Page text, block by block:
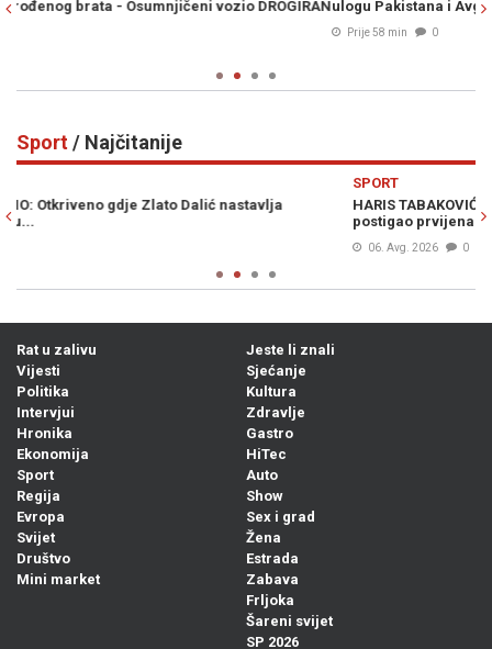
ulogu Pakistana i Avganistana - "Plan neprijatelja je propao"
Sport/ Najčitanije
HARIS TABAKOVIĆ JUNAK SALZBURGA: Pogledajte kako je
postigao prvijenac za pobjedu protiv Pafosa (VIDEO)
Rat u zalivu
Vijesti
Politika
Intervjui
Hronika
Ekonomija
Sport
Regija
Evropa
Svijet
Društvo
Mini market
Jeste li znali
Sjećanje
Kultura
Zdravlje
Gastro
HiTec
Auto
Show
Sex i grad
Žena
Estrada
Zabava
Frljoka
Šareni svijet
SP 2026